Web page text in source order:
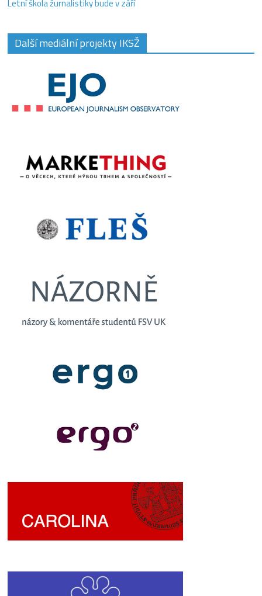
Letní škola žurnalistiky bude v září
Další mediální projekty IKSŽ